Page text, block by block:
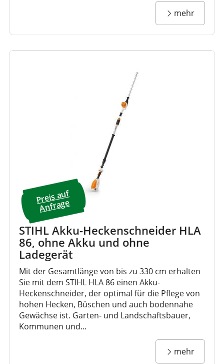
mehr
Preis a
uf
A
nfrage
STIHL Akku-Heckenschneider HLA
86, ohne Akku und ohne
Ladegerät
Mit der Gesamtlänge von bis zu 330 cm erhalten
Sie mit dem STIHL HLA 86 einen Akku-
Heckenschneider, der optimal für die Pflege von
hohen Hecken, Büschen und auch bodennahe
Gewächse ist. Garten- und Landschaftsbauer,
Kommunen und...
mehr